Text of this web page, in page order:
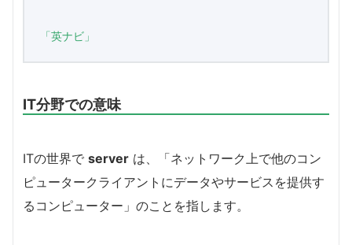
「英ナビ」
IT分野での意味
ITの世界で server は、「ネットワーク上で他のコン
ピュータークライアントにデータやサービスを提供す
るコンピューター」のことを指します。